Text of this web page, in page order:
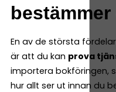
bestämmer
En av de största
är att du kan prova
importera bokföringen,
hur allt ser ut innan du